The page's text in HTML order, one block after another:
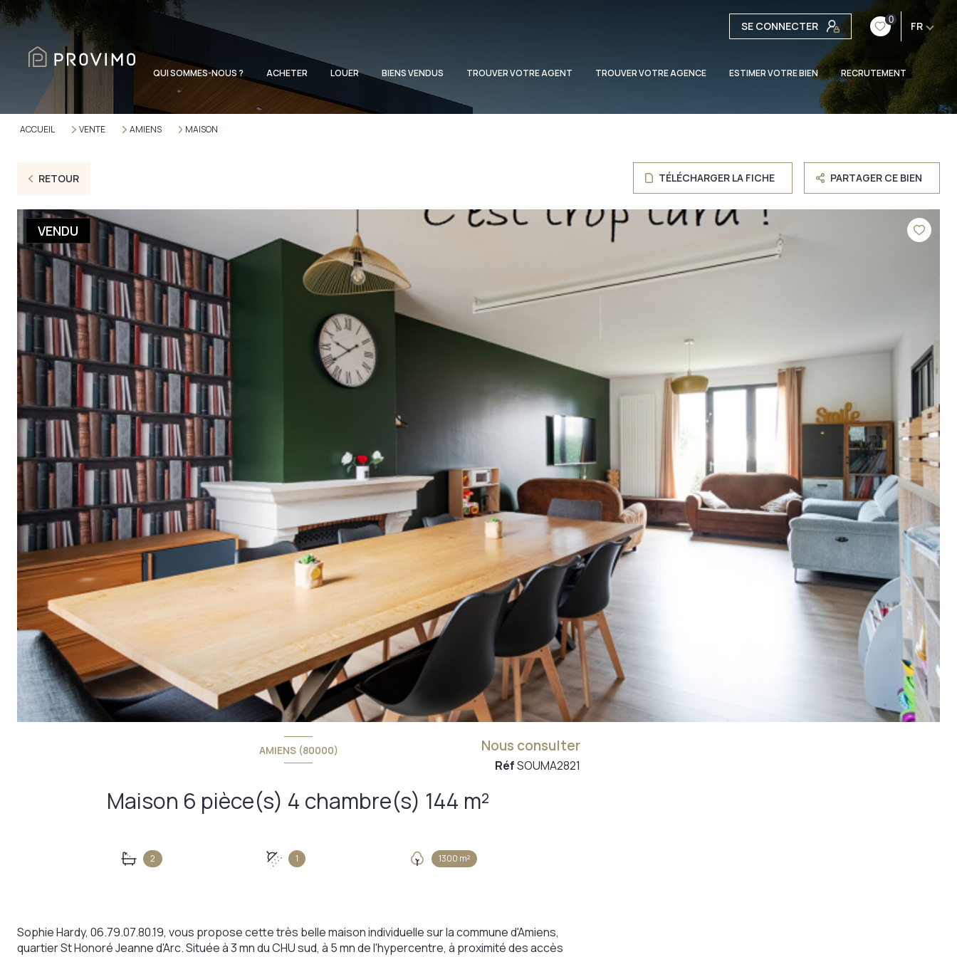
SE CONNECTER 0 FR
QUI SOMMES-NOUS ? ACHETER LOUER BIENS VENDUS TROUVER VOTRE AGENT TROUVER VOTRE AGENCE ESTIMER VOTRE BIEN RECRUTEMENT
ACCUEIL VENTE AMIENS MAISON
RETOUR TÉLÉCHARGER LA FICHE PARTAGER CE BIEN
VENDU
AMIENS (80000)
Maison 6 pièce(s) 4 chambre(s) 144 m²
2 1 1300 m²
Nous consulter
RéfSOUMA2821
Sophie Hardy, 06.79.07.80.19, vous propose cette très belle maison individuelle sur la commune d'Amiens,
quartier St Honoré Jeanne d'Arc. Située à 3 mn du CHU sud, à 5 mn de l'hypercentre, à proximité des accès